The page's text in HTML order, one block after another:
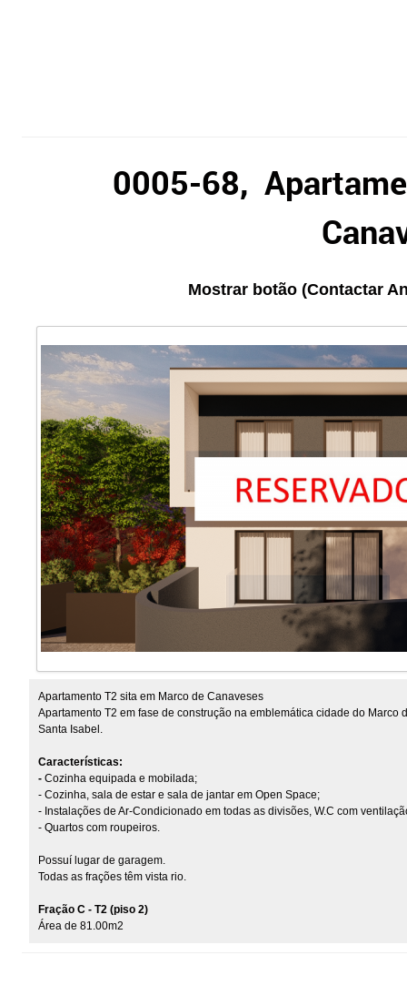
0005-68,
Mostrar botão (Contactar
Apartamento T2 sita em Marco de Canaveses
Apartamento T2 em fase de construção na emblemática cidade do Marco
Santa Isabel.
Características:
- Cozinha equipada e mobilada;
- Cozinha, sala de estar e sala de jantar em Open Space;
- Instalações de Ar-Condicionado em todas as divisões, W.C com
- Quartos com roupeiros.
Possuí lugar de garagem.
Todas as frações têm vista rio.
Fração C - T2 (piso 2)
Área de 81.00m2